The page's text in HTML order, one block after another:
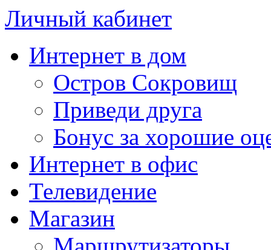
Личный кабинет
Интернет в дом
Остров Сокровищ
Приведи друга
Бонус за хорошие
Интернет в офис
Телевидение
Магазин